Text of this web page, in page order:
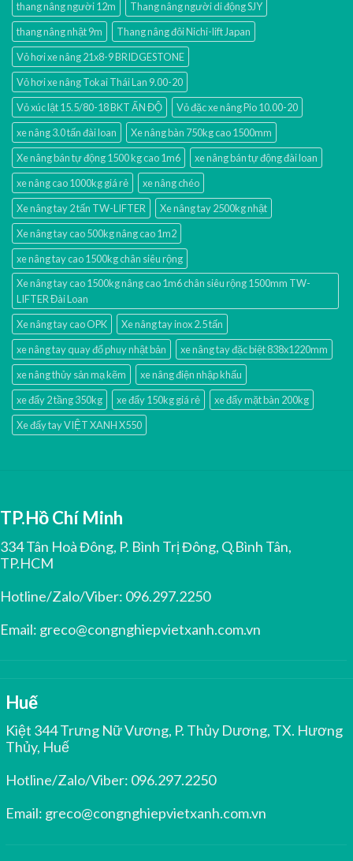
thang nâng người 12m
Thang nâng người di động SJY
thang nâng nhật 9m
Thang nâng đôi Nichi-lift Japan
Vỏ hơi xe nâng 21x8-9 BRIDGESTONE
Vỏ hơi xe nâng Tokai Thái Lan 9.00-20
Vỏ xúc lật 15.5/80-18 BKT ẤN ĐỘ
Vỏ đặc xe nâng Pio 10.00-20
xe nâng 3.0 tấn đài loan
Xe nâng bàn 750kg cao 1500mm
Xe nâng bán tự động 1500 kg cao 1m6
xe nâng bán tự động đài loan
xe nâng cao 1000kg giá rẻ
xe nâng chéo
Xe nâng tay 2 tấn TW-LIFTER
Xe nâng tay 2500kg nhật
Xe nâng tay cao 500kg nâng cao 1m2
xe nâng tay cao 1500kg chân siêu rộng
Xe nâng tay cao 1500kg nâng cao 1m6 chân siêu rộng 1500mm TW-
LIFTER Đài Loan
Xe nâng tay cao OPK
Xe nâng tay inox 2.5 tấn
xe nâng tay quay đổ phuy nhật bản
xe nâng tay đặc biệt 838x1220mm
xe nâng thủy sản mạ kẽm
xe nâng điện nhập khấu
xe đẩy 2 tầng 350kg
xe đẩy 150kg giá rẻ
xe đẩy mặt bàn 200kg
Xe đẩy tay VIỆT XANH X550
TP.Hồ Chí Minh
334 Tân Hoà Đông, P. Bình Trị Đông, Q.Bình Tân,
TP.HCM
Hotline/Zalo/Viber: 096.297.2250
Email: greco@congnghiepvietxanh.com.vn
Huế
Kiệt 344 Trưng Nữ Vương, P. Thủy Dương, TX. Hương
Thủy, Huế
Hotline/Zalo/Viber: 096.297.2250
Email: greco@congnghiepvietxanh.com.vn